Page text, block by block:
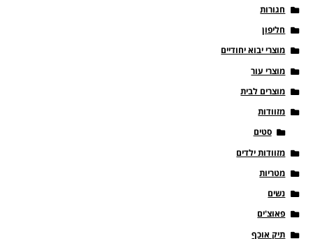
חגורות
חליפון
מוצרי יבוא יחודיים
מוצרי עור
מוצרים לבית
מזוודות
סטים
מזוודות ילדים
מטריות
נשים
פאוצ'ים
תיק אוכף